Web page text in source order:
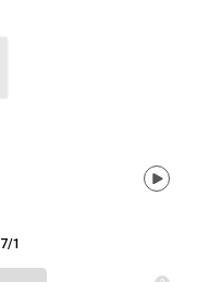
7/1